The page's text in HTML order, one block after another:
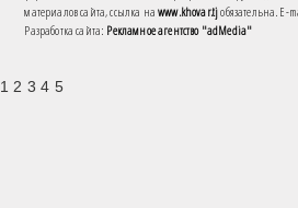
материалов сайта, ссылка наwww.khovar.tjобязательна. E-
Разработка сайта: Рекламное агентство "adMedia"
1 2 3 4 5